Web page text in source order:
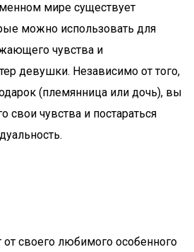
мире существует
можно использовать для
чувства и
девушки. Независимо от того,
(племянница или дочь), вы
чувства и постараться
своего любимого особенного